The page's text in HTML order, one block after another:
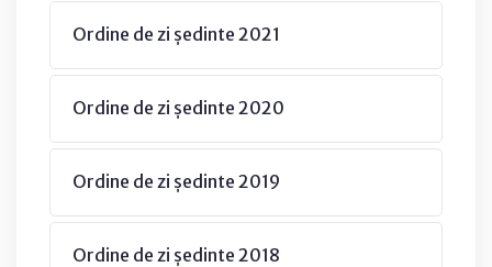
Ordine de zi ședinte 2021
Ordine de zi ședinte 2020
Ordine de zi ședinte 2019
Ordine de zi ședinte 2018